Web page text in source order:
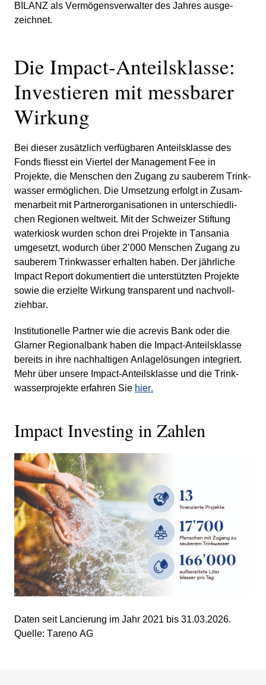
BILANZ als Vermö­gens­ver­walter des Jahres ausge­
zeichnet.
Die Impact-Anteils­klasse:
Investieren mit messbarer
Wirkung
Bei dieser zusätz­lich verfüg­baren Anteils­klasse des
Fonds fliesst ein Viertel der Manage­ment Fee in
Projekte, die Menschen den Zugang zu sauberem Trink­
wasser ermög­li­chen. Die Umset­zung erfolgt in Zusam­
men­ar­beit mit Partner­or­ga­ni­sa­tionen in unter­schied­li­
chen Regionen weltweit. Mit der Schweizer Stiftung
water­kiosk wurden schon drei Projekte in Tansania
umgesetzt, wodurch über 2’000 Menschen Zugang zu
sauberem Trink­wasser erhalten haben. Der jährliche
Impact Report dokumen­tiert die unter­stützten Projekte
sowie die erzielte Wirkung trans­pa­rent und nachvoll­
ziehbar.
Insti­tu­tio­nelle Partner wie die acrevis Bank oder die
Glarner Regio­nal­bank haben die Impact-Anteils­klasse
bereits in ihre nachhal­tigen Anlage­lö­sungen integriert.
Mehr über unsere Impact-Anteils­klasse und die Trink­
was­ser­pro­jekte erfahren Sie hier.
Impact Investing in Zahlen
Daten seit Lancie­rung im Jahr 2021 bis 31.03.2026.
Quelle: Tareno AG